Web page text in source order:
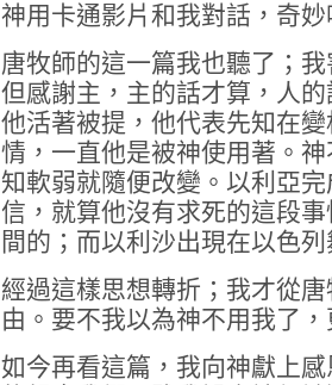
神用卡通影片和我對話，奇妙
唐牧師的這一篇我也聽了；
但感謝主，主的話才算，人
他活著被提，他代表先知在
情，一直他是被神使用著。
知軟弱就隨便改變。以利亞
信，就算他沒有求死的這段
間的；而以利沙出現在以色
經過這樣思想轉折；我才從
由。要不我以為神不用我了
如今再看這篇，我向神獻上